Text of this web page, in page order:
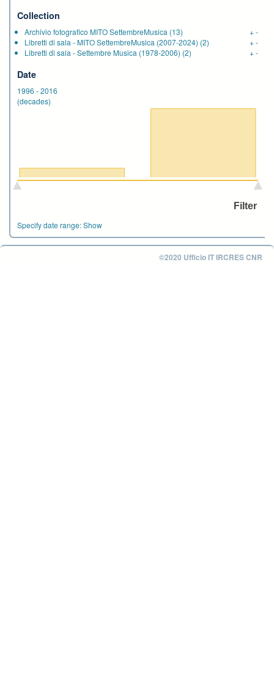
Collection
Archivio fotografico MITO SettembreMusica (13) +-
Libretti di sala - MITO SettembreMusica (2007-2024) (2) +-
Libretti di sala - Settembre Musica (1978-2006) (2) +-
Date
1996 -2016
(decades)
Specify date range:Show
©2020 Ufficio IT IRCRES CNR